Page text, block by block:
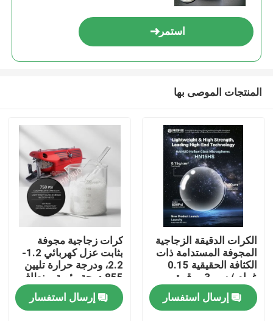
استمر
المنتجات الموصى بها
الكرات الدقيقة الزجاجية
المجوفة المستدامة ذات
الكثافة الحقيقية 0.15
غرام / سم 3 ، وقوة
الضغط 600 psi ، وحجم
الجسيمات 40 ميكرو متراً
للمعدات الفضائية
إرسال استفسار
كرات زجاجية مجوفة
بثابت عزل كهربائي 1.2-
2.2، ودرجة حرارة تليين
855 درجة مئوية، ونطاق
حجم من 10 إلى 250
ميكرون للحشوات خفيفة
الوزن
إرسال استفسار